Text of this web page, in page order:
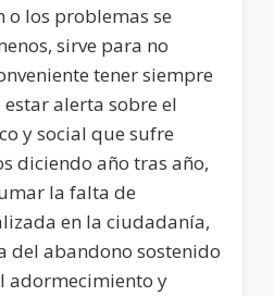
o los problemas se
sirve para no
tener siempre
alerta sobre el
y social que sufre
diciendo año tras año,
la falta de
en la ciudadanía,
del abandono sostenido
adormecimiento y